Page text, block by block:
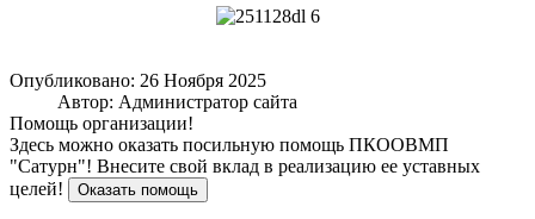
Опубликовано: 26 Ноября 2025
Автор: Администратор сайта
Помощь организации!
Здесь можно оказать посильную помощь ПКООВМП
"Сатурн"! Внесите свой вклад в реализацию ее уставных
целей!
Оказать помощь